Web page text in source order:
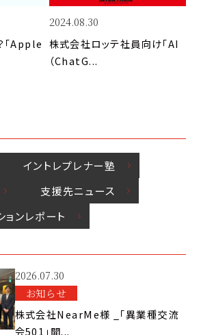
「Apple
2024.08.30
株式会社ロッテ社員向け「AI
（ChatG...
イントレプレナー塾
⽀援先ニュース
ョンレポート
2026.07.30
お知らせ
株式会社NearMe様 _「異業種交流
会501」開...